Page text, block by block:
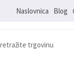
Naslovnica Blog